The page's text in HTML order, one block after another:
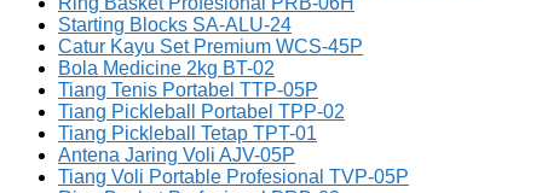
Starting Blocks SA-ALU-24
Catur Kayu Set Premium WCS-45P
Bola Medicine 2kg BT-02
Tiang Tenis Portabel TTP-05P
Tiang Pickleball Portabel TPP-02
Tiang Pickleball Tetap TPT-01
Antena Jaring Voli AJV-05P
Tiang Voli Portable Profesional TVP-05P